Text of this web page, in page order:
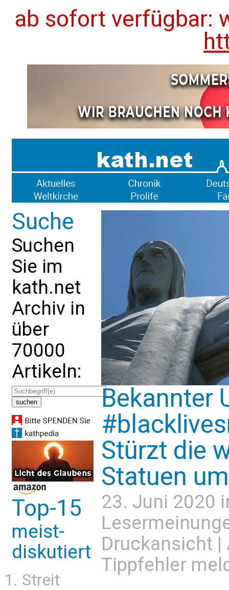
ab sofort verfügbar:
Suche
Suchen
Sie im
kath.net
Archiv in
über
70000
Artikeln:
Top-15
meist-
diskutiert
Streit
Bekannter
Stürzt die
Statuen
23. Juni 2020
Druckansicht |
Tippfehler